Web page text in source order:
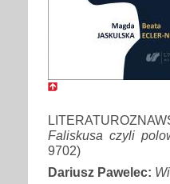
Faliskusa czyli
9702)
Dariusz Pawelec: